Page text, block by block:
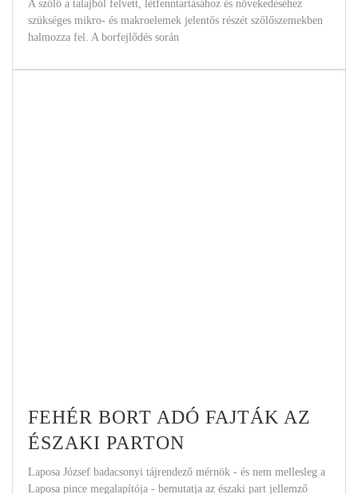
A szőlő a talajból felvett, létfenntartásához és növekedéséhez
szükséges mikro- és makroelemek jelentős részét szőlőszemekben
halmozza fel. A borfejlődés során
FEHÉR BORT ADÓ FAJTÁK AZ
ÉSZAKI PARTON
Laposa József badacsonyi tájrendező mérnök - és nem mellesleg a
Laposa pince megalapítója - bemutatja az északi part jellemző